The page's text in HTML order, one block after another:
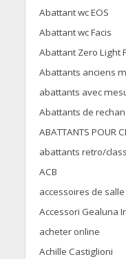
Abattant wc EOS
Abattant wc Facis
Abattant Zero Light
Abattants anciens
abattants avec
Abattants de
ABATTANTS POUR
abattants retro/
ACB
accessoires de
Accessori Gealuna
acheter online
Achille Castiglioni